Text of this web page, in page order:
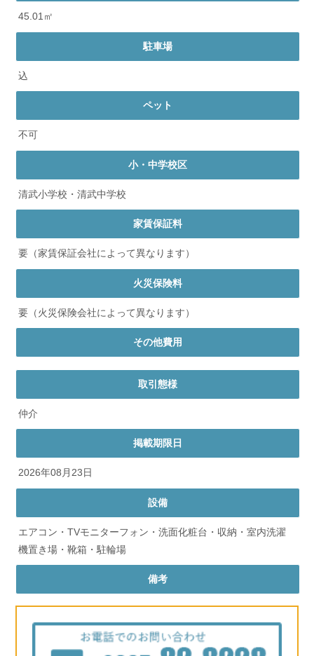
45.01㎡
駐車場
込
ペット
不可
小・中学校区
清武小学校・清武中学校
家賃保証料
要（家賃保証会社によって異なります）
火災保険料
要（火災保険会社によって異なります）
その他費用
取引態様
仲介
掲載期限日
2026年08月23日
設備
エアコン・TVモニターフォン・洗面化粧台・収納・室内洗濯
機置き場・靴箱・駐輪場
備考